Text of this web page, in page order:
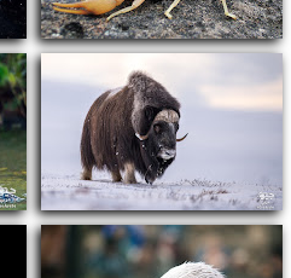
سم العقارب
معلومات عن ثور المسك